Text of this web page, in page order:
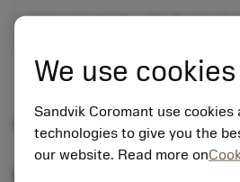
Upínací jednotky přizpůsobené
Jyoti
We use cookies
Sandvik Coromant use cookies
technologies to give you the
our website. Read more on